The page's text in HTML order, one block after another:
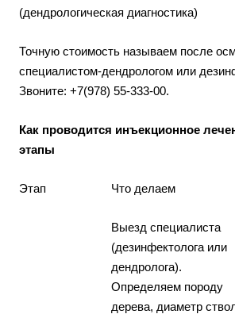
(дендрологическая диагностика)
Точную стоимость называем после
специалистом-дендрологом или
Звоните: +7(978) 55-333-00.
Как проводится инъекционное
этапы
Этап Что делаем
Выезд специалиста
(дезинфектолога или
дендролога).
Определяем породу
дерева, диаметр